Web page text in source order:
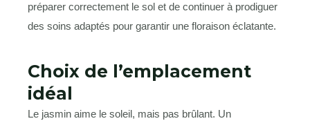
préparer correctement le sol et de continuer à prodiguer
des soins adaptés pour garantir une floraison éclatante.
Choix de l’emplacement
idéal
Le jasmin aime le soleil, mais pas brûlant. Un